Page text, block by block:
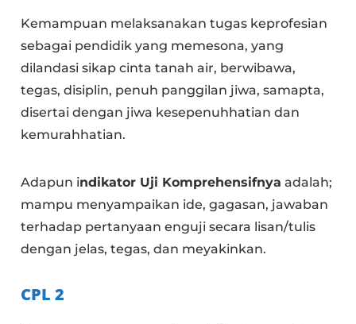
Kemampuan melaksanakan tugas keprofesian
sebagai pendidik yang memesona, yang
dilandasi sikap cinta tanah air, berwibawa,
tegas, disiplin, penuh panggilan jiwa, samapta,
disertai dengan jiwa kesepenuhhatian dan
kemurahhatian.
Adapun indikator Uji Komprehensifnya adalah;
mampu menyampaikan ide, gagasan, jawaban
terhadap pertanyaan enguji secara lisan/tulis
dengan jelas, tegas, dan meyakinkan.
CPL 2